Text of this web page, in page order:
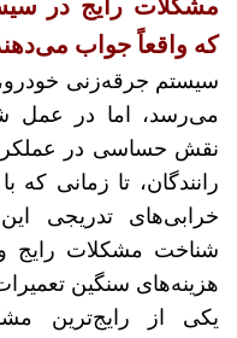
مشکلات رایج در
که واقعاً جواب
سیستم جرقه‌زنی
می‌رسد، اما در عمل
نقش حساسی در عملکرد
رانندگان، تا زمانی
خرابی‌های تدریجی
شناخت مشکلات رایج
هزینه‌های سنگین
یکی از رایج‌ترین